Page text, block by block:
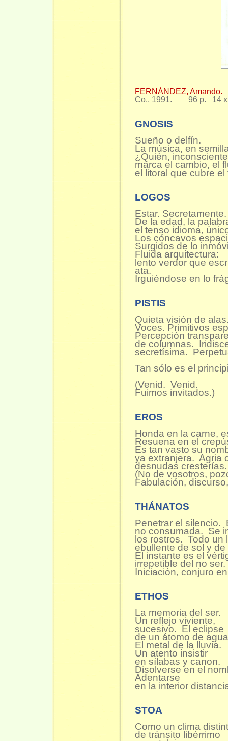
FERNÁNDEZ, Amando.
Co., 1991. 96 p. 14 x
GNOSIS
Sueño o delfín.
La música, en
¿Quién,
marca el cambio, el
el litoral que cubre el
LOGOS
Estar. Secretamente.
De la edad, la
el tenso idioma,
Los cóncavos
Surgidos de lo
Fluida arquitectura:
lento verdor que
ata.
Irguiéndose en lo
PISTIS
Quieta visión de
Voces. Primitivos
Percepción
de columnas.
secretísima.
Tan sólo es el
(Venid. Venid.
Fuimos invitados.)
EROS
Honda en la carne,
Resuena en el
Es tan vasto su
ya extranjera. Agria
desnudas cresterías.
(No de vosotros,
Fabulación,
THÁNATOS
Penetrar el silencio.
no consumada. Se
los rostros. Todo un
ebullente de sol y
El instante es el
irrepetible del no ser.
Iniciación, conjuro
ETHOS
La memoria del ser.
Un reflejo viviente,
sucesivo. El eclipse
de un átomo de
El metal de la lluvia.
Un atento insistir
en sílabas y canon.
Disolverse en el
Adentarse
en la interior
STOA
Como un clima
de tránsito libérrimo